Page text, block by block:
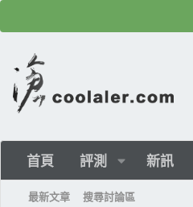
首頁 評測 新訊
最新文章 搜尋討論區